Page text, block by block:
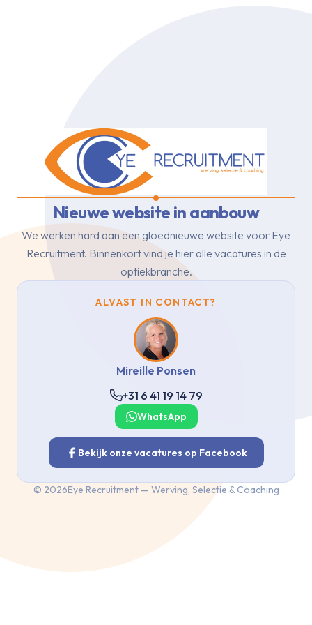
Nieuwe website in aanbouw
We werken hard aan een gloednieuwe website voor Eye
Recruitment. Binnenkort vind je hier alle vacatures in de
optiekbranche.
ALVAST IN CONTACT?
Mireille Ponsen
+31 6 41 19 14 79
WhatsApp
Bekijk onze vacatures op Facebook
© 2026Eye Recruitment — Werving, Selectie & Coaching